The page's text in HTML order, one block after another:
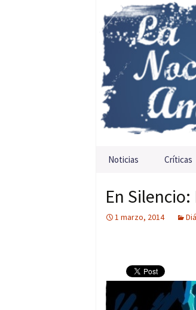
Saltar al contenido
Noticias Críticas
En
1 marzo, 2014